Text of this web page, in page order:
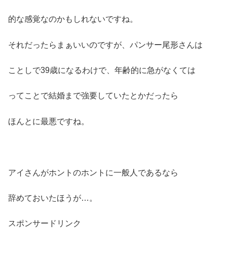
的な感覚なのかもしれないですね。
それだったらまぁいいのですが、パンサー尾形さんは
ことしで39歳になるわけで、年齢的に急がなくては
ってことで結婚まで強要していたとかだったら
ほんとに最悪ですね。
アイさんがホントのホントに一般人であるなら
辞めておいたほうが…。
スポンサードリンク